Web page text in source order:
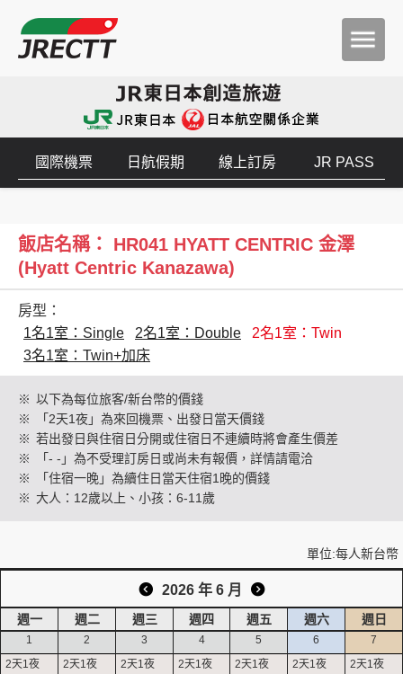
創造旅遊
國際機票 日航假期 線上訂房 JR PASS
飯店名稱： HR041 HYATT CENTRIC 金澤
(Hyatt Centric Kanazawa)
房型：
1名1室：Single
2名1室：Double
2名1室：Twin
3名1室：Twin+加床
※ 以下為每位旅客/新台幣的價錢
※
「2天1夜」為來回機票、出發日當天價錢
※ 若出發日與住宿日分開或住宿日不連續時將會產生價差
※
「- -」為不受理訂房日或尚未有報價，詳情請電洽
※
「住宿一晚」為續住日當天住宿1晚的價錢
※ 大人：12歲以上、小孩：6-11歲
單位:每人新台幣
2026 年 6 月
週一 週二 週三 週四 週五 週六 週日
1 2 3 4 5 6 7